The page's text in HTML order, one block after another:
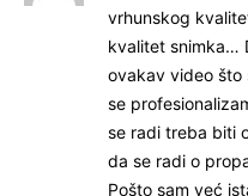
vrhunskog
kvalitet snimka…
ovakav video što
se
se radi treba biti
da se radi o
Pošto sam već